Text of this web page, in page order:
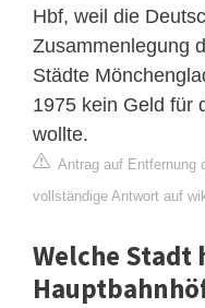
Hbf, weil die
Zusammenlegung
Städte
1975 kein Geld für
wollte.
Antrag auf Entfernung
vollständige Antwort auf
Welche Stadt